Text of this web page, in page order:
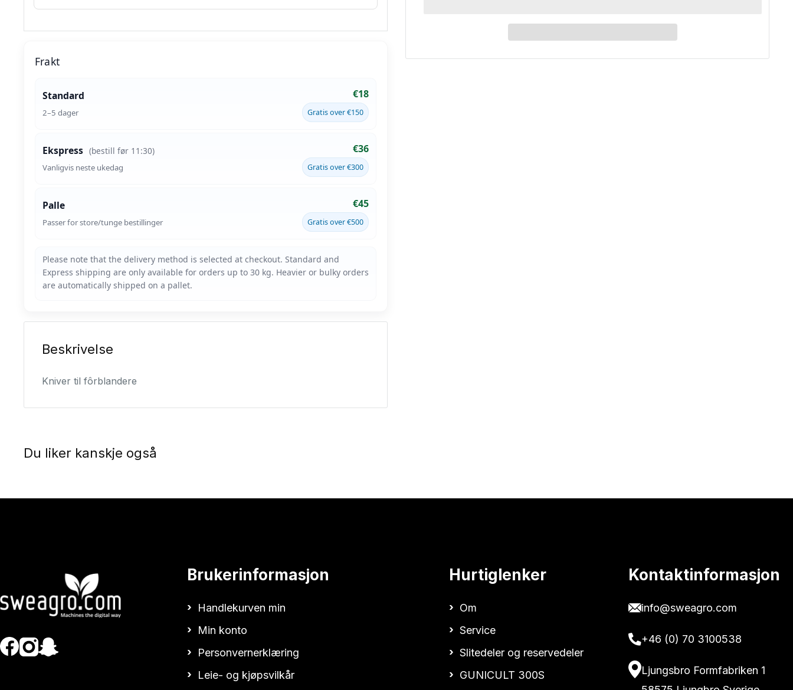
Frakt
Standard
2–5 dager
€18
Gratis over €150
Ekspress (bestill før 11:30)
Vanligvis neste ukedag
€36
Gratis over €300
Palle
Passer for store/tunge bestillinger
€45
Gratis over €500
Beskrivelse
Kniver til fôrblandere
Du liker kanskje også
Brukerinformasjon
Handlekurven min
Min konto
Personvernerklæring
Leie- og kjøpsvilkår
Hurtiglenker
Om
Service
Slitedeler og reservedeler
GUNICULT 300S
Kontaktinformasjon
info@sweagro.com
+46 (0) 70 3100538
Ljungsbro Formfabriken 1